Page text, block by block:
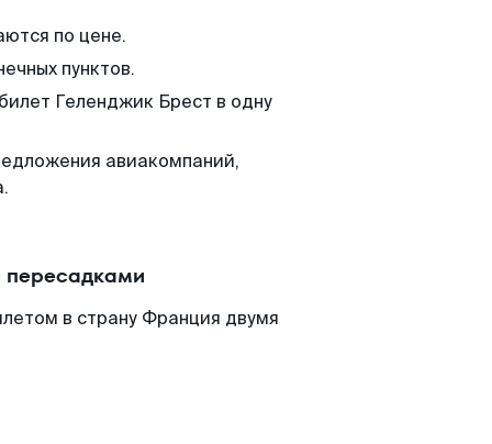
по цене.
пунктов.
Геленджик Брест в одну
авиакомпаний,
пересадками
в страну Франция двумя